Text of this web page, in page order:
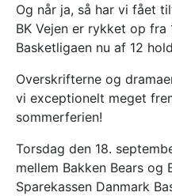
Og når ja, så har vi fået
BK Vejen er rykket op
Basketligaen nu af 12
Overskrifterne og
vi exceptionelt meget
sommerferien!
Torsdag den 18.
mellem Bakken Bears og
Sparekassen Danmark